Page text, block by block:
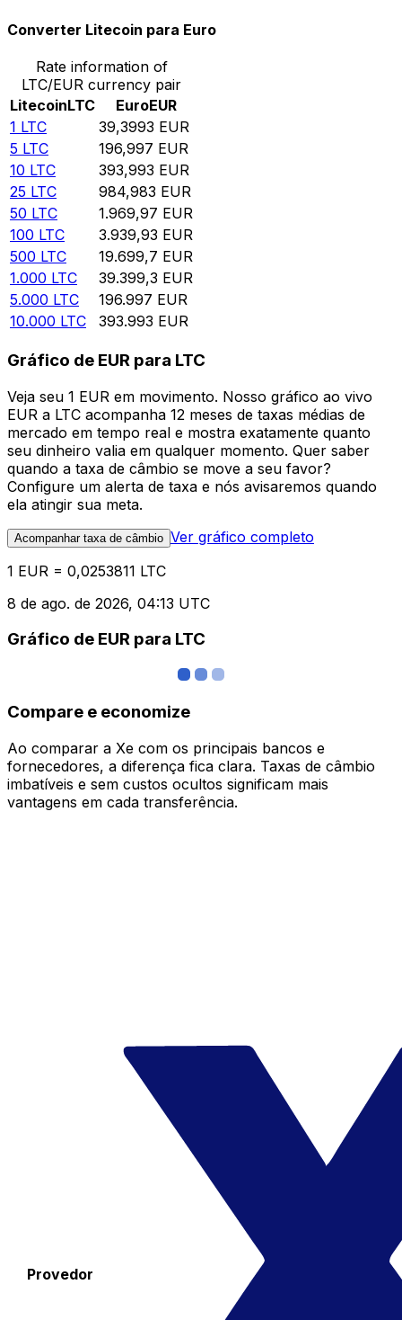
Converter Litecoin para Euro
Rate information of
LTC/EUR currency pair
LitecoinLTC EuroEUR
1 LTC 39,3993 EUR
5 LTC 196,997 EUR
10 LTC 393,993 EUR
25 LTC 984,983 EUR
50 LTC 1.969,97 EUR
100 LTC 3.939,93 EUR
500 LTC 19.699,7 EUR
1.000 LTC 39.399,3 EUR
5.000 LTC 196.997 EUR
10.000 LTC 393.993 EUR
Gráfico de EUR para LTC
Veja seu 1 EUR em movimento. Nosso gráfico ao vivo
EUR a LTC acompanha 12 meses de taxas médias de
mercado em tempo real e mostra exatamente quanto
seu dinheiro valia em qualquer momento. Quer saber
quando a taxa de câmbio se move a seu favor?
Configure um alerta de taxa e nós avisaremos quando
ela atingir sua meta.
Acompanhar taxa de câmbio Ver gráfico completo
1 EUR = 0,0253811 LTC
8 de ago. de 2026, 04:13 UTC
Gráfico de EUR para LTC
Compare e economize
Ao comparar a Xe com os principais bancos e
fornecedores, a diferença fica clara. Taxas de câmbio
imbatíveis e sem custos ocultos significam mais
vantagens em cada transferência.
Provedor